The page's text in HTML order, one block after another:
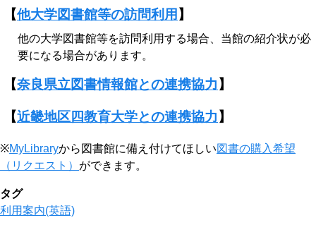
【他大学図書館等の訪問利用 】
他の大学図書館等を訪問利用する場合、当館の紹介状が必
要になる場合があります。
【奈良県立図書情報館との連携協力 】
【近畿地区四教育大学との連携協力 】
※MyLibraryから図書館に備え付けてほしい図書の購入希望
（リクエスト） ができます。
タグ
利用案内(英語)